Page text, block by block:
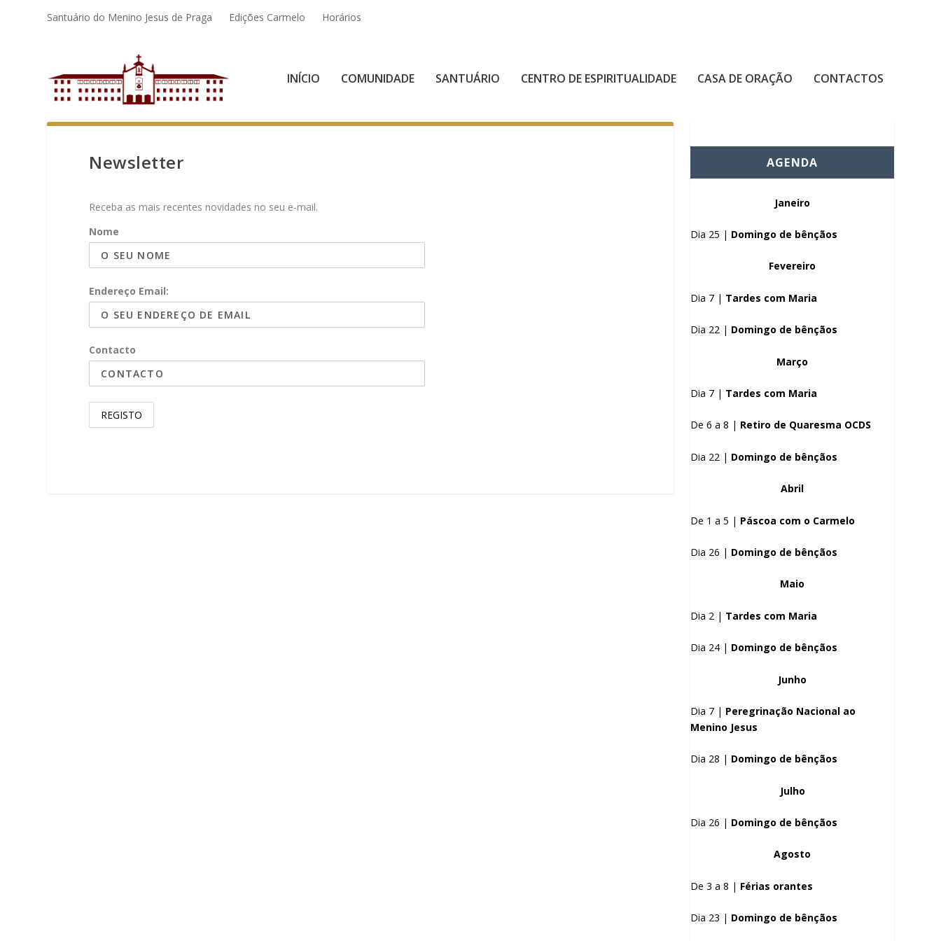
Santuário do Menino Jesus de Praga Edições Carmelo Horários
INÍCIO COMUNIDADE SANTUÁRIO CENTRO DE ESPIRITUALIDADE CASA DE ORAÇÃO CONTACTOS
Newsletter
Receba as mais recentes novidades no seu e-mail.
Nome
Endereço Email:
Contacto
AGENDA
Janeiro
Dia 25 | Domingo de bênçãos
Fevereiro
Dia 7 | Tardes com Maria
Dia 22 | Domingo de bênçãos
Março
Dia 7 | Tardes com Maria
De 6 a 8 | Retiro de Quaresma OCDS
Dia 22 | Domingo de bênçãos
Abril
De 1 a 5 | Páscoa com o Carmelo
Dia 26 | Domingo de bênçãos
Maio
Dia 2 | Tardes com Maria
Dia 24 | Domingo de bênçãos
Junho
Dia 7 | Peregrinação Nacional ao
Menino Jesus
Dia 28 | Domingo de bênçãos
Julho
Dia 26 | Domingo de bênçãos
Agosto
De 3 a 8 | Férias orantes
Dia 23 | Domingo de bênçãos